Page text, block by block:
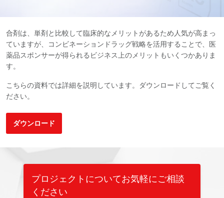
合剤は、単剤と比較して臨床的なメリットがあるため人気が高まっ
ていますが、コンビネーションドラッグ戦略を活用することで、医
薬品スポンサーが得られるビジネス上のメリットもいくつかありま
す。
こちらの資料では詳細を説明しています。ダウンロードしてご覧く
ださい。
ダウンロード
プロジェクトについてお気軽にご相談
ください